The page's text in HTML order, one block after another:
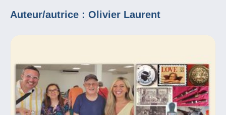
Auteur/autrice : Olivier Laurent